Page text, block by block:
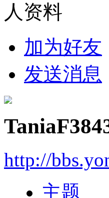
人资料
加为好友
发送消息
http://
主题